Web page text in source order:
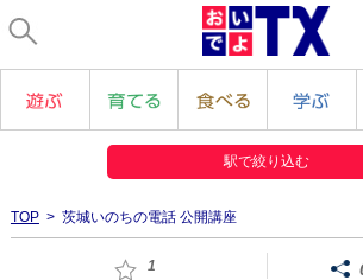
駅で絞り込む
TOP> 茨城いのちの電話 公開講座
1